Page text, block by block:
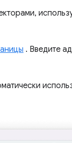
. Введите